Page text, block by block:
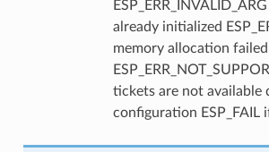
already initialized
memory allocation failed
tickets are not available
configuration ESP_FAIL